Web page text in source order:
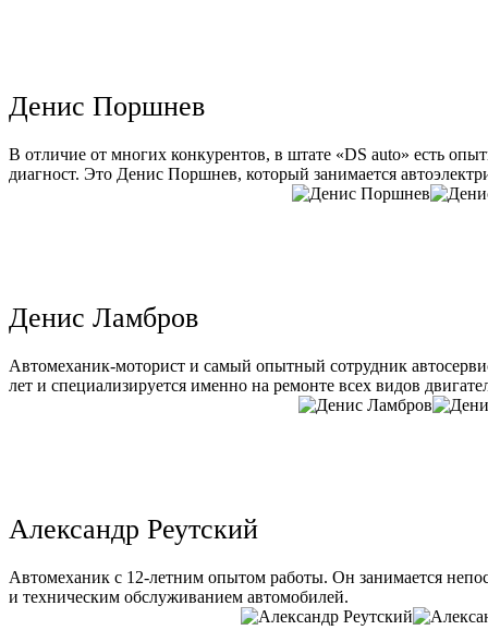
Денис Поршнев
В отличие от многих конкурентов, в штате «DS auto» есть
диагност. Это Денис Поршнев, который занимается
Денис Ламбров
Автомеханик-моторист и самый опытный сотрудник
лет и специализируется именно на ремонте всех видов
Александр Реутский
Автомеханик с 12-летним опытом работы. Он занимается
и техническим обслуживанием автомобилей.